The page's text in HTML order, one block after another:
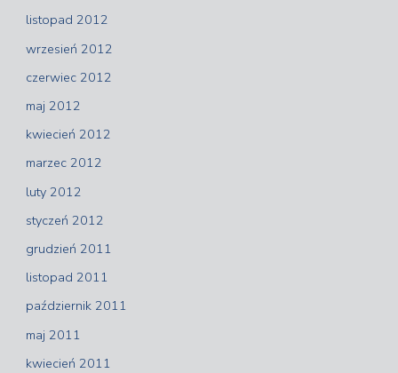
listopad 2012
wrzesień 2012
czerwiec 2012
maj 2012
kwiecień 2012
marzec 2012
luty 2012
styczeń 2012
grudzień 2011
listopad 2011
październik 2011
maj 2011
kwiecień 2011